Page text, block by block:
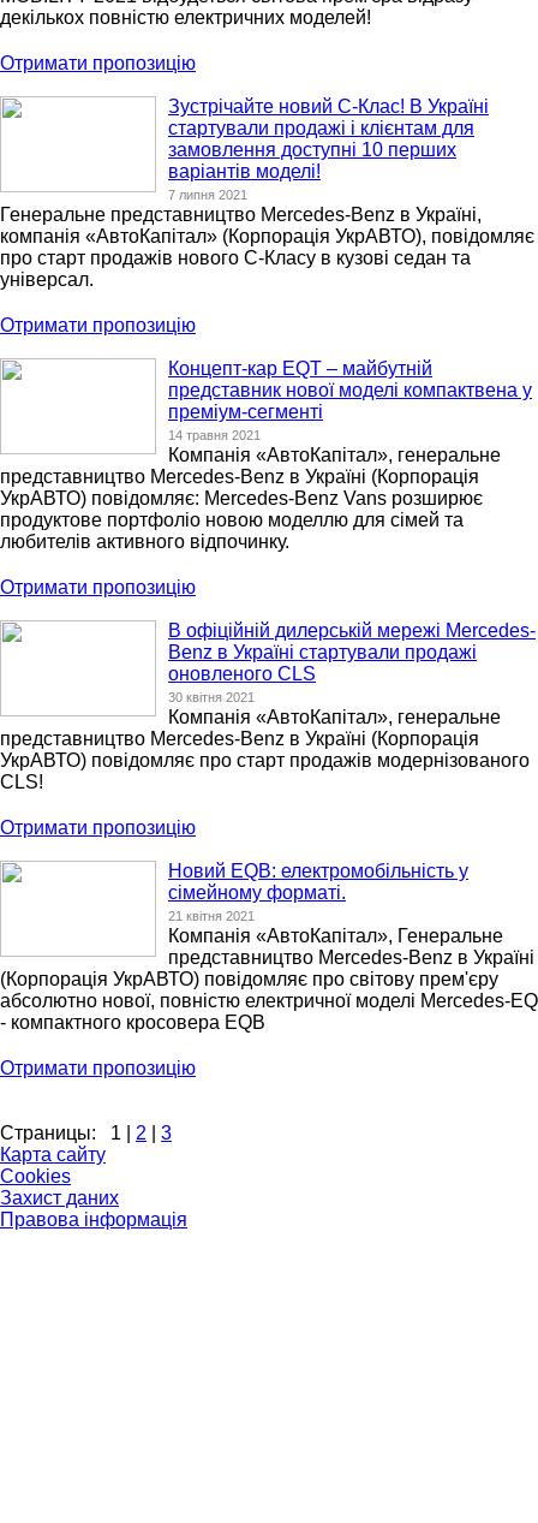
декількох повністю електричних моделей!
Отримати пропозицію
Зустрічайте новий C-Клас! В Україні
стартували продажі і клієнтам для
замовлення доступні 10 перших
варіантів моделі!
7 липня 2021
Генеральне представництво Mercedes-Benz в Україні,
компанія «АвтоКапітал» (Корпорація УкрАВТО), повідомляє
про старт продажів нового С-Класу в кузові седан та
універсал.
Отримати пропозицію
Концепт-кар EQT – майбутній
представник нової моделі компактвена у
преміум-сегменті
14 травня 2021
Компанія «АвтоКапітал», генеральне
представництво Mercedes-Benz в Україні (Корпорація
УкрАВТО) повідомляє: Mercedes-Benz Vans розширює
продуктове портфоліо новою моделлю для сімей та
любителів активного відпочинку.
Отримати пропозицію
В офіційній дилерській мережі Mercedes-
Benz в Україні стартували продажі
оновленого CLS
30 квітня 2021
Компанія «АвтоКапітал», генеральне
представництво Mercedes-Benz в Україні (Корпорація
УкрАВТО) повідомляє про старт продажів модернізованого
CLS!
Отримати пропозицію
Новий EQB: електромобільність у
сімейному форматі.
21 квітня 2021
Компанія «АвтоКапітал», Генеральне
представництво Mercedes-Benz в Україні
(Корпорація УкрАВТО) повідомляє про світову прем'єру
абсолютно нової, повністю електричної моделі Mercedes-EQ
- компактного кросовера EQB
Отримати пропозицію
Страницы: 1 2
3
Карта сайту
Cookies
Захист даних
Правова інформація